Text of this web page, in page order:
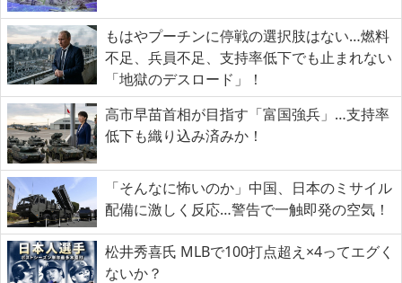
もはやプーチンに停戦の選択肢はない…燃料
不足、兵員不足、支持率低下でも止まれない
「地獄のデスロード」！
高市早苗首相が目指す「富国強兵」…支持率
低下も織り込み済みか！
「そんなに怖いのか」中国、日本のミサイル
配備に激しく反応…警告で一触即発の空気！
松井秀喜氏 MLBで100打点超え×4ってエグく
ないか？